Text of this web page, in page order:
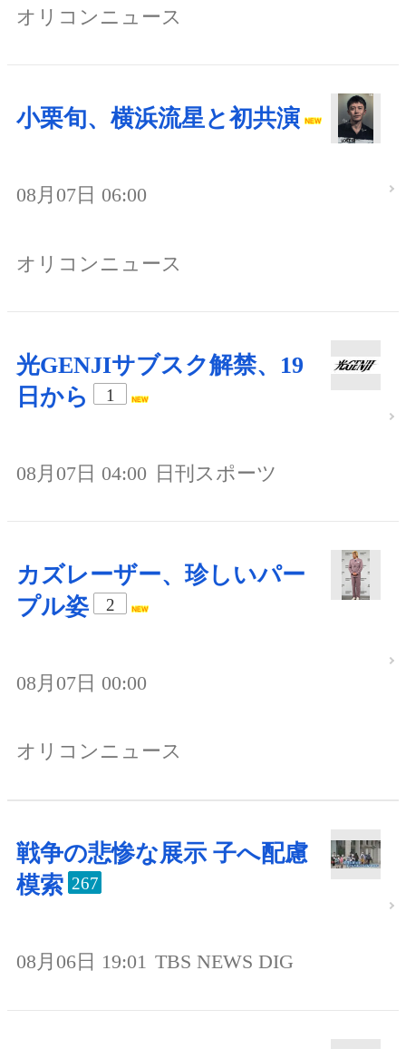
オリコンニュース
小栗旬、横浜流星と初共演
08月07日 06:00
オリコンニュース
光GENJIサブスク解禁、19
日から
1
08月07日 04:00 日刊スポーツ
カズレーザー、珍しいパー
プル姿
2
08月07日 00:00
オリコンニュース
戦争の悲惨な展示 子へ配慮
模索 267
08月06日 19:01 TBS NEWS DIG